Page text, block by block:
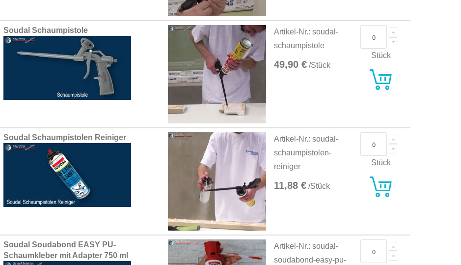
Soudal Schaumpistole
Artikel-Nr.: soudal-
schaumpistole
49,90 € /Stück
Stück
Soudal Schaumpistolen Reiniger
Artikel-Nr.: soudal-
schaumpistolen-
reiniger
11,88 € /Stück
Stück
Soudal Soudabond EASY PU-
Schaumkleber mit Adapter 750 ml
Artikel-Nr.: soudal-
soudabond-easy-pu-